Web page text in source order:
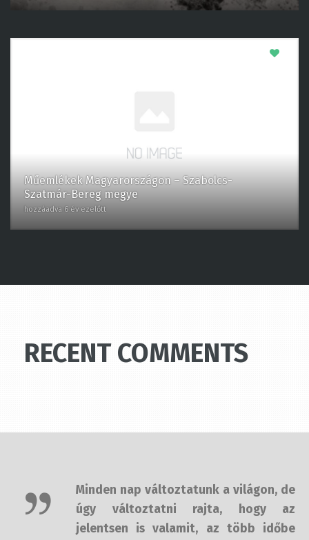
Szatmár-Bereg megye
hozzáadva 6 év ezelőtt
RECENT COMMENTS
de úgy változtatni rajta, hogy az
jelentsen is valamit, az több időbe
telik, mint amivel a legtöbb ember